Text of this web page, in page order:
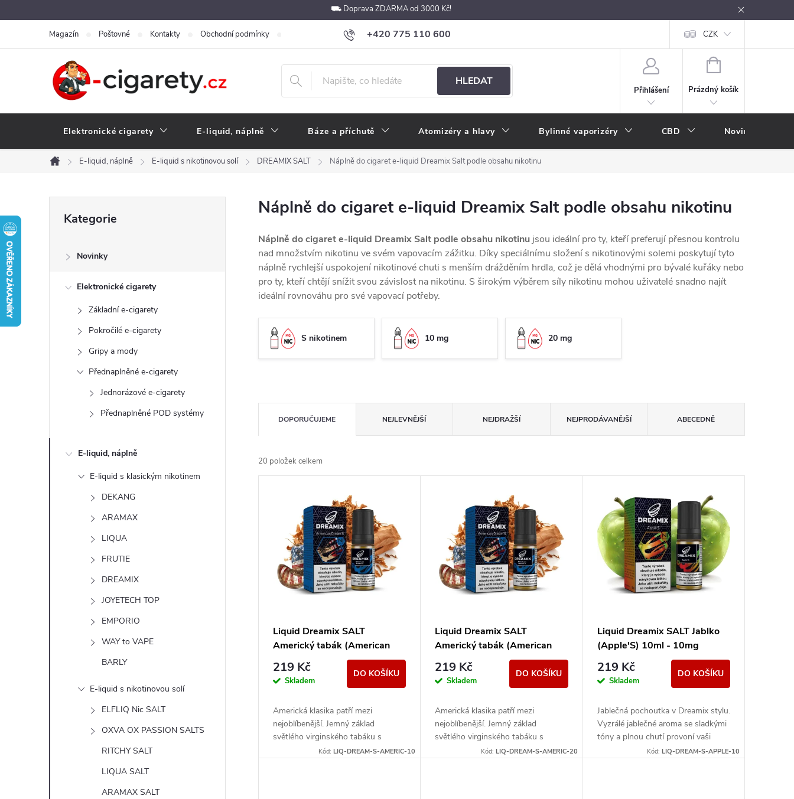
na
⛟ Doprava ZDARMA od 3000 Kč!
+420 775 110 600
obchod@e-cigarety.cz
Magazín Poštovné Kontakty Obchodní podmínky Podmínky ochrany osobních údajů Velkoobchod Vše o e-kouření Nákupní rádce
CZK
HLEDAT
Přihlášení
NÁKUPNÍ
Prázdný košík
Elektronické cigarety E-liquid, náplně Báze a příchutě Atomizéry a hlavy Bylinné vaporizéry CBD Novinky
Domů
E-liquid, náplně E-liquid s nikotinovou solí DREAMIX SALT Náplně do cigaret e-liquid Dreamix Salt podle obsahu nikotinu
í
kategorie
Kategorie
Novinky
Elektronické cigarety
Základní e-cigarety
Pokročilé e-cigarety
Gripy a mody
Přednaplněné e-cigarety
Jednorázové e-cigarety
Přednaplněné POD systémy
E-liquid, náplně
E-liquid s klasickým nikotinem
DEKANG
ARAMAX
LIQUA
FRUTIE
DREAMIX
JOYETECH TOP
EMPORIO
WAY to VAPE
BARLY
E-liquid s nikotinovou solí
ELFLIQ Nic SALT
OXVA OX PASSION SALTS
RITCHY SALT
LIQUA SALT
ARAMAX SALT
Náplně do cigaret e-liquid Dreamix Salt podle obsahu nikotinu
Náplně do cigaret e-liquid Dreamix Salt podle obsahu nikotinu jsou ideální pro ty, kteří preferují přesnou kontrolu
nad množstvím nikotinu ve svém vapovacím zážitku. Díky speciálnímu složení s nikotinovými solemi poskytují tyto
náplně rychlejší uspokojení nikotinové chuti s menším drážděním hrdla, což je dělá vhodnými pro bývalé kuřáky nebo
pro ty, kteří chtějí snížit svou závislost na nikotinu. S širokým výběrem síly nikotinu mohou uživatelé snadno najít
ideální rovnováhu pro své vapovací potřeby.
S nikotinem 10 mg 20 mg
a
z
DOPORUČUJEME NEJLEVNĚJŠÍ NEJDRAŽŠÍ NEJPRODÁVANĚJŠÍ ABECEDNĚ
20 položek celkem
u
Liquid Dreamix SALT
Americký tabák (American
Dream'S) 10ml - 10mg
219 Kč
Skladem
DO KOŠÍKU
Americká klasika patří mezi
nejoblíbenější. Jemný základ
světlého virginského tabáku s
sebou nese nenápadné lehce
Kód:LIQ-DREAM-S-AMERIC-10
Liquid Dreamix SALT
Americký tabák (American
Dream'S) 10ml - 20mg
219 Kč
Skladem
DO KOŠÍKU
Americká klasika patří mezi
nejoblíbenější. Jemný základ
světlého virginského tabáku s
sebou nese nenápadné lehce
Kód: LIQ-DREAM-S-AMERIC-20
Liquid Dreamix SALT Jablko
(Apple'S) 10ml - 10mg
219 Kč
Skladem
DO KOŠÍKU
Jablečná pochoutka v Dreamix stylu.
Vyzrálé jablečné aroma se sladkými
tóny a plnou chutí provoní vaši
každodenní rutinu.
Kód: LIQ-DREAM-S-APPLE-10